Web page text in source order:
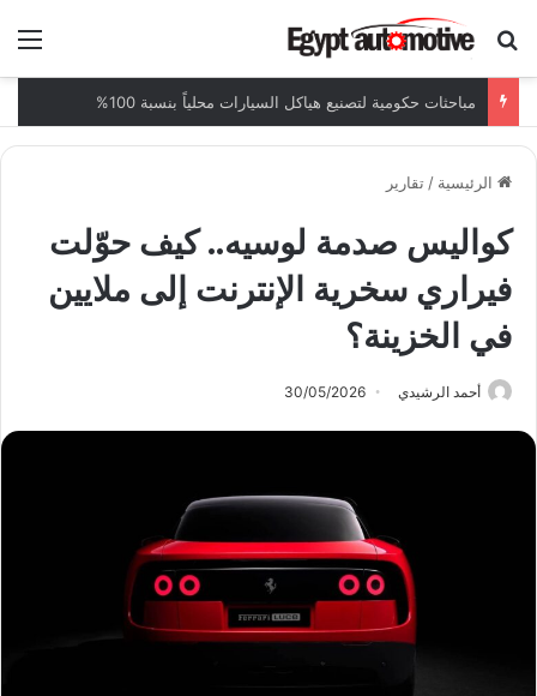
ابحث عن
مباحثات حكومية لتصنيع هياكل السيارات محلياً بنسبة 100%
الرئيسية /تقارير
كواليس صدمة لوسيه.. كيف حوّلت
فيراري سخرية الإنترنت إلى ملايين
في الخزينة؟
أحمد الرشيدي 30/05/2026